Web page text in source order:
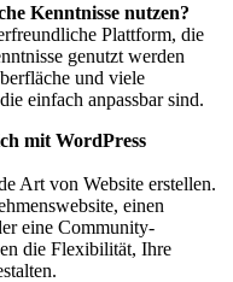
Kenntnisse nutzen?
Plattform, die
genutzt werden
und viele
einfach anpassbar sind.
mit WordPress
Art von Website erstellen.
einen
eine Community-
die Flexibilität, Ihre